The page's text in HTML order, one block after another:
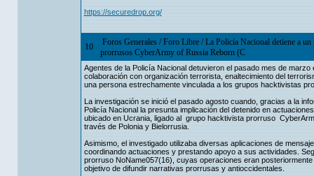
https://securedrop.org/
10 Foros Generales/Foro Libre/La Policía Nacional detiene a
prorrusos CyberArmy of Russia Reborn (C
Agentes de la Policía Nacional detuvieron el pasado mes de
colaboración con organización terrorista, enaltecimiento del
una persona estrechamente vinculada a los grupos hacktivistas
La investigación se inició el pasado agosto cuando, gracias a la
Policía Nacional la presunta implicación del detenido en
ubicado en Ucrania, ligado al grupo hacktivista prorruso
través de Polonia y Bielorrusia.
Asimismo, el investigado utilizaba diversas aplicaciones de
coordinando actuaciones y prestando apoyo a sus actividades.
prorruso NoName057(16), cuyas operaciones eran
objetivo de difundir narrativas prorrusas y antioccidentales.